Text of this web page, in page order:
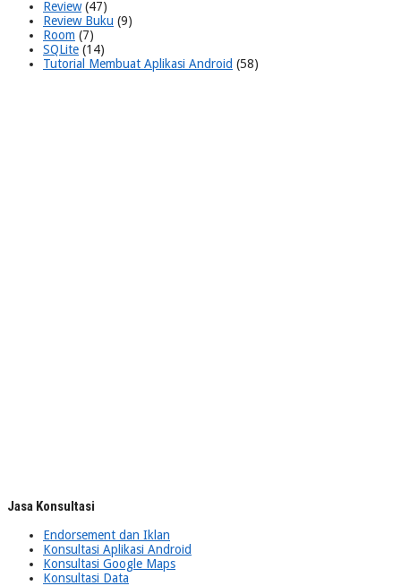
Review(47)
Review Buku (9)
Room (7)
SQLite (14)
Tutorial Membuat Aplikasi Android (58)
Jasa Konsultasi
Endorsement dan Iklan
Konsultasi Aplikasi Android
Konsultasi Google Maps
Konsultasi Data